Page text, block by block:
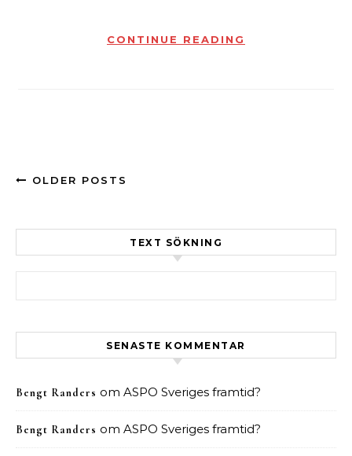
CONTINUE READING
OLDER POSTS
TEXT SÖKNING
SENASTE KOMMENTAR
Bengt Randers om ASPO Sveriges framtid?
Bengt Randers om ASPO Sveriges framtid?